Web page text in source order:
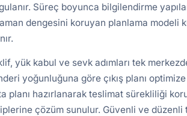
Süreç boyunca bilgilendirme
dengesini koruyan planlama modeli
yük kabul ve sevk adımları tek
yoğunluğuna göre çıkış planı
planı hazırlanarak teslimat sürekliliği
çözüm sunulur. Güvenli ve düzenli